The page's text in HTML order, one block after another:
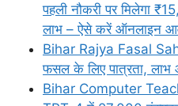
पहली नौकरी पर मिलेगा
लाभ – ऐसे करें ऑनलाइन
Bihar Rajya Fasal
फसल के लिए पात्रता,
Bihar Computer